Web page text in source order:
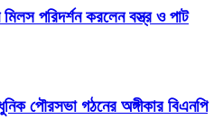
পরিদর্শন করলেন বস্ত্র ও পাট
পৌরসভা গঠনের অঙ্গীকার বিএনপি